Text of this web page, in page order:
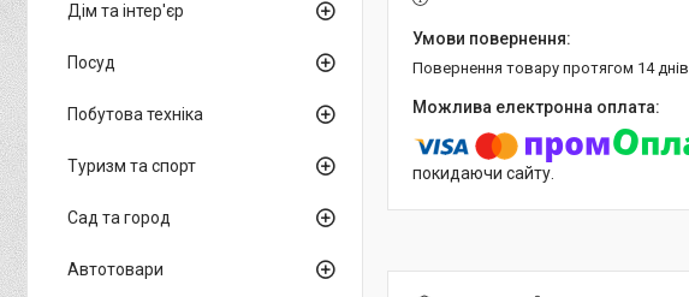
повернення товару протягом 14 днів
покидаючи сайту.
Дім та інтер'єр
Посуд
Побутова техніка
Туризм та спорт
Сад та город
Автотовари